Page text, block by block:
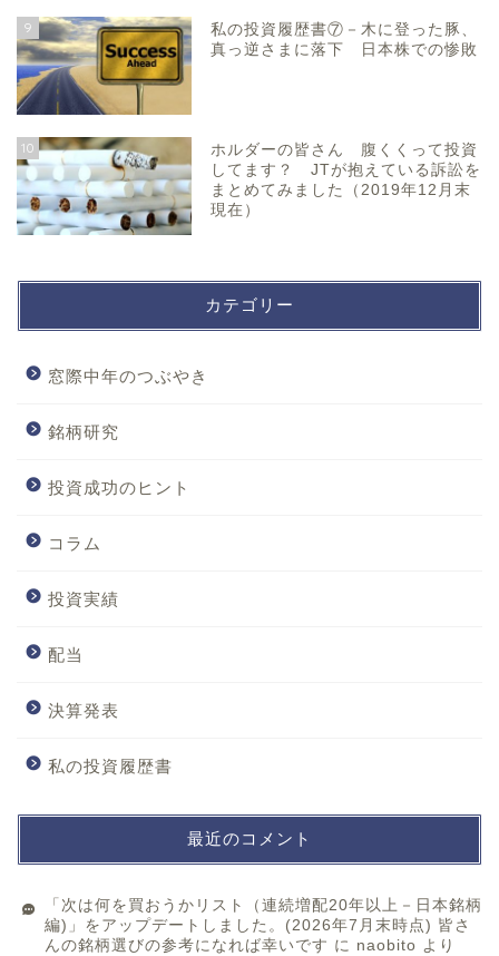
9
私の投資履歴書⑦－木に登った豚、
真っ逆さまに落下 日本株での惨敗
10
ホルダーの皆さん 腹くくって投資
してます？ JTが抱えている訴訟を
まとめてみました（2019年12月末
現在）
カテゴリー
窓際中年のつぶやき
銘柄研究
投資成功のヒント
コラム
投資実績
配当
決算発表
私の投資履歴書
最近のコメント
「次は何を買おうかリスト（連続増配20年以上－日本銘柄
編)」をアップデートしました。(2026年7月末時点) 皆さ
んの銘柄選びの参考になれば幸いです に naobito より